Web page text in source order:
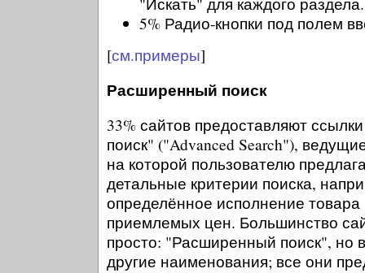
5% Радио-кнопки под полем
[см.примеры]
Расширенный поиск
33% сайтов предоставляют
поиск" ("Advanced Search"),
на которой пользователю
детальные критерии поиска,
определённое исполнение
приемлемых цен. Большинство
просто: "Расширенный поиск", но
другие наименования; все они